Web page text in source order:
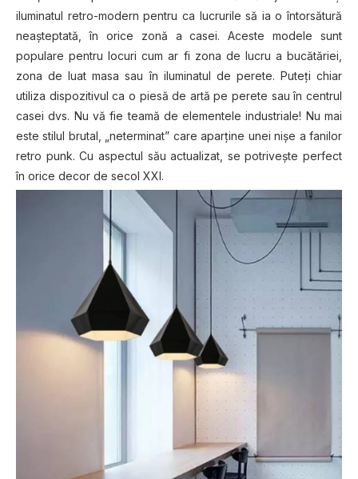
iluminatul retro-modern pentru ca lucrurile să ia o întorsătură
neașteptată, în orice zonă a casei. Aceste modele sunt
populare pentru locuri cum ar fi zona de lucru a bucătăriei,
zona de luat masa sau în iluminatul de perete. Puteți chiar
utiliza dispozitivul ca o piesă de artă pe perete sau în centrul
casei dvs. Nu vă fie teamă de elementele industriale! Nu mai
este stilul brutal, „neterminat” care aparține unei nișe a fanilor
retro punk. Cu aspectul său actualizat, se potrivește perfect
în orice decor de secol XXI.